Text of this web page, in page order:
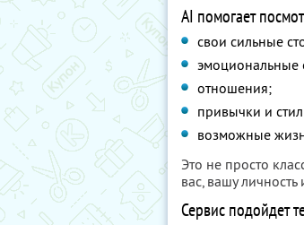
AI помогает
свои сильные
эмоциональные
отношения;
привычки и
возможные
Это не просто
вас, вашу личность
Сервис подойдет